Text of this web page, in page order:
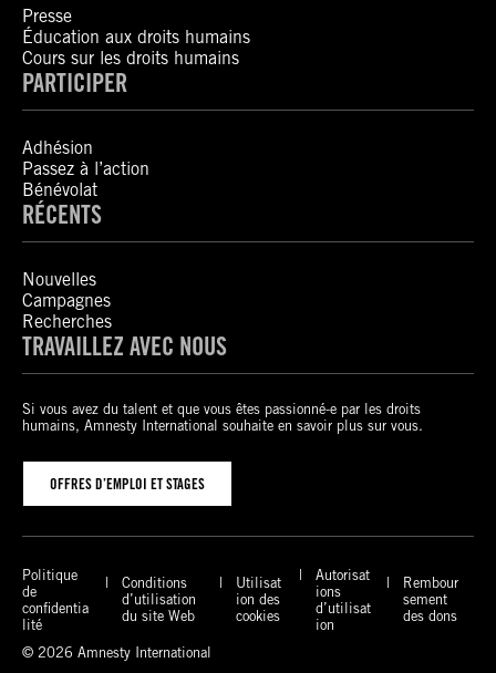
Presse
Éducation aux droits humains
Cours sur les droits humains
PARTICIPER
Adhésion
Passez à l’action
Bénévolat
RÉCENTS
Nouvelles
Campagnes
Recherches
TRAVAILLEZ AVEC NOUS
Si vous avez du talent et que vous êtes passionné-e par les droits
humains, Amnesty International souhaite en savoir plus sur vous.
OFFRES D’EMPLOI ET STAGES
Politique
de
confidentia
lité
Conditions
d’utilisation
du site Web
Utilisat
ion des
cookies
Autorisat
ions
d’utilisat
ion
Rembour
sement
des dons
© 2026 Amnesty International